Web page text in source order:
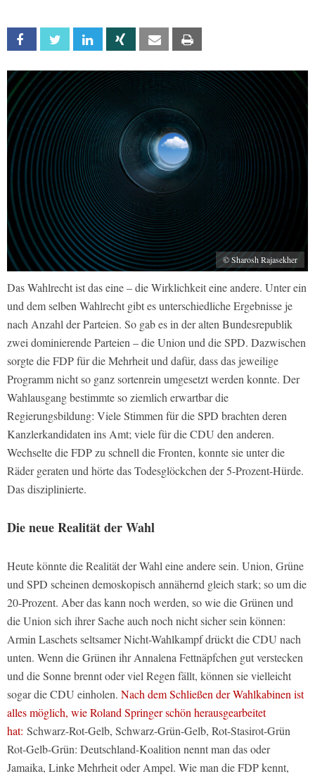
Facebook Twitter Linkedin Xing Email
© Sharosh Rajasekher
Das Wahlrecht ist das eine – die Wirklichkeit eine andere. Unter ein
und dem selben Wahlrecht gibt es unterschiedliche Ergebnisse je
nach Anzahl der Parteien. So gab es in der alten Bundesrepublik
zwei dominierende Parteien – die Union und die SPD. Dazwischen
sorgte die FDP für die Mehrheit und dafür, dass das jeweilige
Programm nicht so ganz sortenrein umgesetzt werden konnte. Der
Wahlausgang bestimmte so ziemlich erwartbar die
Regierungsbildung: Viele Stimmen für die SPD brachten deren
Kanzlerkandidaten ins Amt; viele für die CDU den anderen.
Wechselte die FDP zu schnell die Fronten, konnte sie unter die
Räder geraten und hörte das Todesglöckchen der 5-Prozent-Hürde.
Das disziplinierte.
Die neue Realität der Wahl
Heute könnte die Realität der Wahl eine andere sein. Union, Grüne
und SPD scheinen demoskopisch annähernd gleich stark; so um die
20-Prozent. Aber das kann noch werden, so wie die Grünen und
die Union sich ihrer Sache auch noch nicht sicher sein können:
Armin Laschets seltsamer Nicht-Wahlkampf drückt die CDU nach
unten. Wenn die Grünen ihr Annalena Fettnäpfchen gut verstecken
und die Sonne brennt oder viel Regen fällt, können sie vielleicht
sogar die CDU einholen. Nach dem Schließen der Wahlkabinen ist
alles möglich, wie Roland Springer schön herausgearbeitet
hat: Schwarz-Rot-Gelb, Schwarz-Grün-Gelb, Rot-Stasirot-Grün
Rot-Gelb-Grün: Deutschland-Koalition nennt man das oder
Jamaika, Linke Mehrheit oder Ampel. Wie man die FDP kennt,